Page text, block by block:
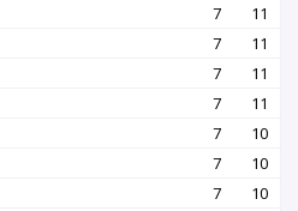
7
11
7
11
7
11
7
11
7
10
7
10
7
10